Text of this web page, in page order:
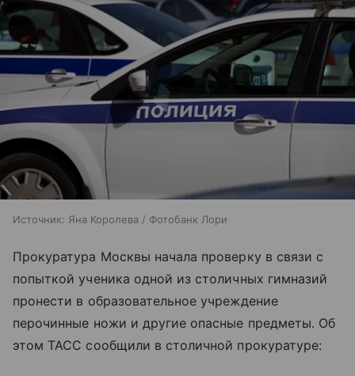
Источник: Яна Королева / Фотобанк Лори
Прокуратура Москвы начала проверку в связи с
попыткой ученика одной из столичных гимназий
пронести в образовательное учреждение
перочинные ножи и другие опасные предметы. Об
этом ТАСС сообщили в столичной прокуратуре: